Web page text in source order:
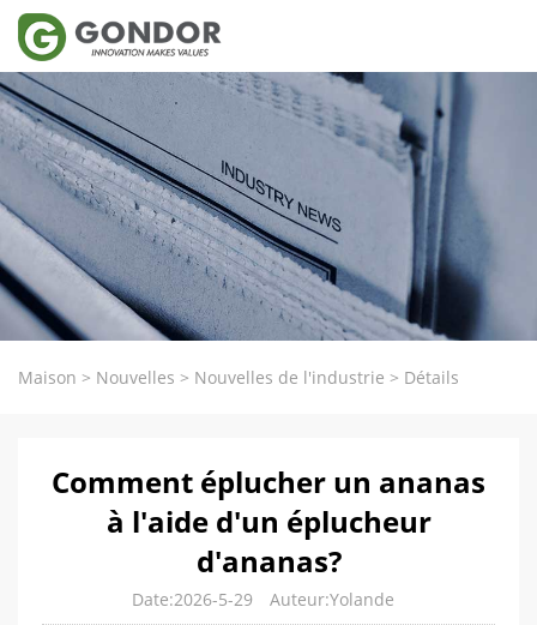
Maison > Nouvelles > Nouvelles de l'industrie > Détails
Comment éplucher un ananas
à l'aide d'un éplucheur
d'ananas?
Date:2026-5-29 Auteur:Yolande